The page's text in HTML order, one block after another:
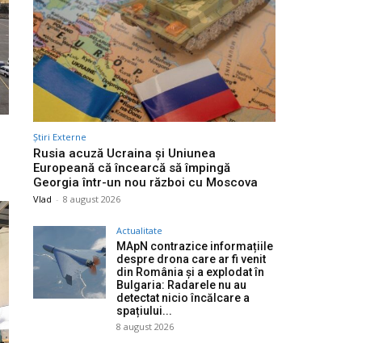
Știri Externe
Rusia acuză Ucraina și Uniunea
Europeană că încearcă să împingă
Georgia într-un nou război cu Moscova
Vlad - 8 august 2026
Actualitate
MApN contrazice informațiile
despre drona care ar fi venit
din România și a explodat în
Bulgaria: Radarele nu au
detectat nicio încălcare a
spațiului...
8 august 2026